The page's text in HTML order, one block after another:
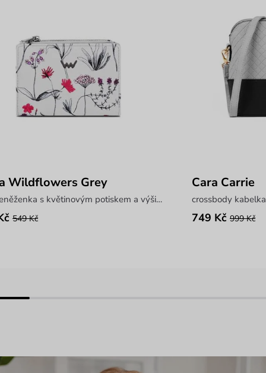
Wildflowers Grey
mini peněženka s květinovým potiskem a výšivkou
549 Kč
Cara Carrie
crossbody
749 Kč 999 Kč